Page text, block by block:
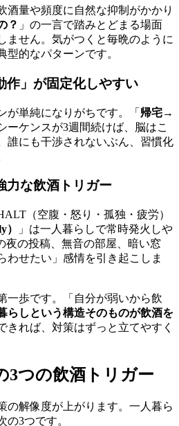
酒量や頻度に自然な抑制がかかり
？ 」の一言で踏みとどまる場面
ません。気がつくと毎晩のように
型的なパターンです。
作」が固定化しやすい
が単純になりがちです。「 帰宅→
ーケンスが3週間続けば、脳はこ
誰にも干渉されないぶん、習慣化
力な飲酒トリガー
（空腹・怒り・孤独・疲労）
」は一人暮らしで常時発火しや
夜の投稿、無音の部屋、暗い窓
せたい」感情を引き起こしま
一歩です。「自分が弱いから飲
らしという構造そのものが飲酒を
きれば、対策はずっと立てやすく
3つの飲酒トリガー
の解像度が上がります。一人暮ら
の3つです。